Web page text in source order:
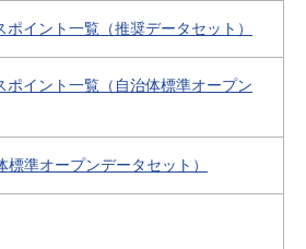
イント一覧（推奨データセット）
ポイント一覧（自治体標準オープン
標準オープンデータセット）